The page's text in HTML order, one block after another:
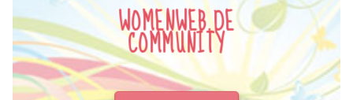
WOMENWEB.DE
COMMUNITY